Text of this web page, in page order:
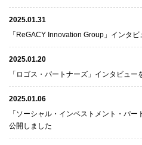
2025.01.31
「ReGACY Innovation Group」インタ
2025.01.20
「ロゴス・パートナーズ」インタビュー
2025.01.06
「ソーシャル・インベストメント・パ
公開しました